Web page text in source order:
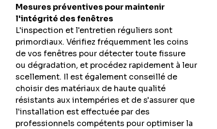
Mesures préventives pour maintenir
l'intégrité des fenêtres
L'inspection et l'entretien réguliers sont
primordiaux. Vérifiez fréquemment les coins
de vos fenêtres pour détecter toute fissure
ou dégradation, et procédez rapidement à leur
scellement. Il est également conseillé de
choisir des matériaux de haute qualité
résistants aux intempéries et de s'assurer que
l'installation est effectuée par des
professionnels compétents pour optimiser la